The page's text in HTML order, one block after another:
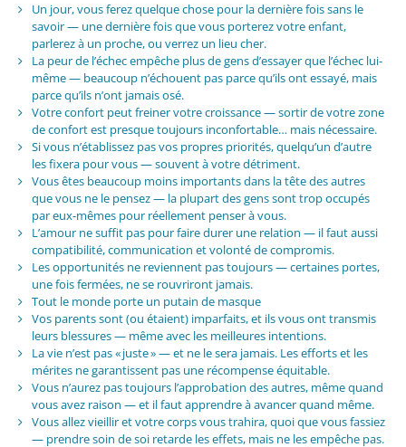
Un jour, vous ferez quelque chose pour la dernière fois sans le
savoir — une dernière fois que vous porterez votre enfant,
parlerez à un proche, ou verrez un lieu cher.
La peur de l’échec empêche plus de gens d’essayer que l’échec lui-
même — beaucoup n’échouent pas parce qu’ils ont essayé, mais
parce qu’ils n’ont jamais osé.
Votre confort peut freiner votre croissance — sortir de votre zone
de confort est presque toujours inconfortable… mais nécessaire.
Si vous n’établissez pas vos propres priorités, quelqu’un d’autre
les fixera pour vous — souvent à votre détriment.
Vous êtes beaucoup moins importants dans la tête des autres
que vous ne le pensez — la plupart des gens sont trop occupés
par eux-mêmes pour réellement penser à vous.
L’amour ne suffit pas pour faire durer une relation — il faut aussi
compatibilité, communication et volonté de compromis.
Les opportunités ne reviennent pas toujours — certaines portes,
une fois fermées, ne se rouvriront jamais.
Tout le monde porte un putain de masque
Vos parents sont (ou étaient) imparfaits, et ils vous ont transmis
leurs blessures — même avec les meilleures intentions.
La vie n’est pas « juste » — et ne le sera jamais. Les efforts et les
mérites ne garantissent pas une récompense équitable.
Vous n’aurez pas toujours l’approbation des autres, même quand
vous avez raison — et il faut apprendre à avancer quand même.
Vous allez vieillir et votre corps vous trahira, quoi que vous fassiez
— prendre soin de soi retarde les effets, mais ne les empêche pas.